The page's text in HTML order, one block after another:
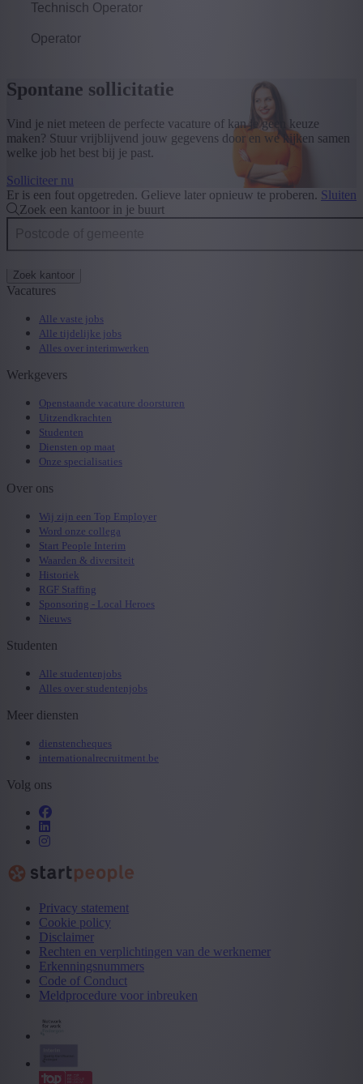
Technisch Operator
Operator
Spontane sollicitatie
Vind je niet meteen de perfecte vacature of kan je geen keuze
maken? Stuur vrijblijvend jouw gegevens door en we kijken samen
welke job het best bij je past.
Solliciteer nu
Er is een fout opgetreden. Gelieve later opnieuw te proberen. Sluiten
Zoek een kantoor in je buurt
Zoek kantoor
Vacatures
Alle vaste jobs
Alle tijdelijke jobs
Alles over interimwerken
Werkgevers
Openstaande vacature doorsturen
Uitzendkrachten
Studenten
Diensten op maat
Onze specialisaties
Over ons
Wij zijn een Top Employer
Word onze collega
Start People Interim
Waarden & diversiteit
Historiek
RGF Staffing
Sponsoring - Local Heroes
Nieuws
Studenten
Alle studentenjobs
Alles over studentenjobs
Meer diensten
dienstencheques
internationalrecruitment.be
Volg ons
Privacy statement
Cookie policy
Disclaimer
Rechten en verplichtingen van de werknemer
Erkenningsnummers
Code of Conduct
Meldprocedure voor inbreuken